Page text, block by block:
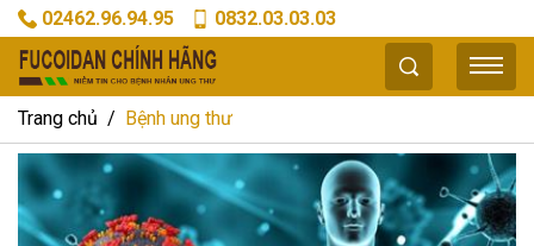
02462.96.94.95 0832.03.03.03
Trang chủ Bệnh ung thư